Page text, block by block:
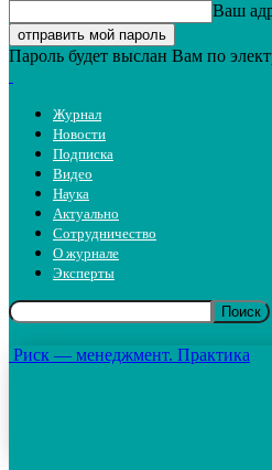
Ваш
Пароль будет выслан Вам по
Журнал
Новости
Подписка
Видео
Наука
Актуально
Сотрудничество
О журнале
Эксперты
Риск — менеджмент. Практика